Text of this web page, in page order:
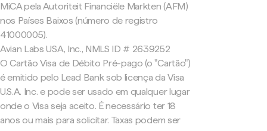
MiCA pela Autoriteit Financiële Markten (AFM)
nos Países Baixos (número de registro
41000005).
Avian Labs USA, Inc., NMLS ID # 2639252
O Cartão Visa de Débito Pré-pago (o "Cartão")
é emitido pelo Lead Bank sob licença da Visa
U.S.A. Inc. e pode ser usado em qualquer lugar
onde o Visa seja aceito. É necessário ter 18
anos ou mais para solicitar. Taxas podem ser